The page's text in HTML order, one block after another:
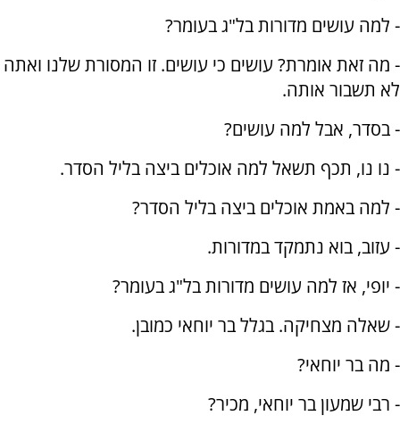
- למה עושים מדורות בל"ג בעומר?
- מה זאת אומרת? עושים כי עושים. זו המסורת שלנו ואתה
לא תשבור אותה.
- בסדר, אבל למה עושים?
- נו נו, תכף תשאל למה אוכלים ביצה בליל הסדר.
- למה באמת אוכלים ביצה בליל הסדר?
- עזוב, בוא נתמקד במדורות.
- יופי, אז למה עושים מדורות בל"ג בעומר?
- שאלה מצחיקה. בגלל בר יוחאי כמובן.
- מה בר יוחאי?
- רבי שמעון בר יוחאי, מכיר?